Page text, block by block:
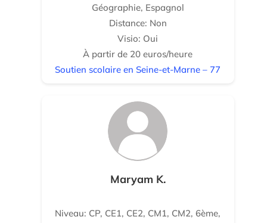
Géographie, Espagnol
Distance: Non
Visio: Oui
À partir de 20 euros/heure
Soutien scolaire en Seine-et-Marne – 77
Maryam K.
Niveau: CP, CE1, CE2, CM1, CM2, 6ème,